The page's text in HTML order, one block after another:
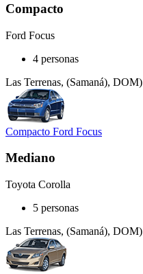
Compacto
Ford Focus
4 personas
Las Terrenas, (Samaná), DOM)
Compacto Ford Focus
Mediano
Toyota Corolla
5 personas
Las Terrenas, (Samaná), DOM)